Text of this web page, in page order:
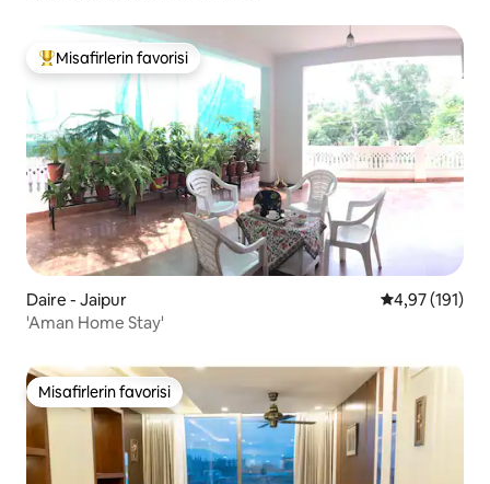
Misafirlerin favorilerinden en beğenilenler arasında
Misafirlerin favorisi
Daire - Jaipur 5 üzerinden
4,97 (191)
'Aman Home Stay'
Misafirlerin favorisi
Misafirlerin favorisi